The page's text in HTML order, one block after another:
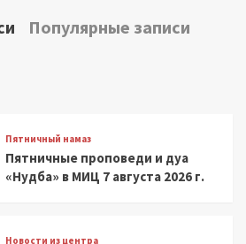
Популярные записи
Пятничный намаз
Пятничные проповеди и дуа
«Нудба» в МИЦ 7 августа 2026 г.
Новости из центра